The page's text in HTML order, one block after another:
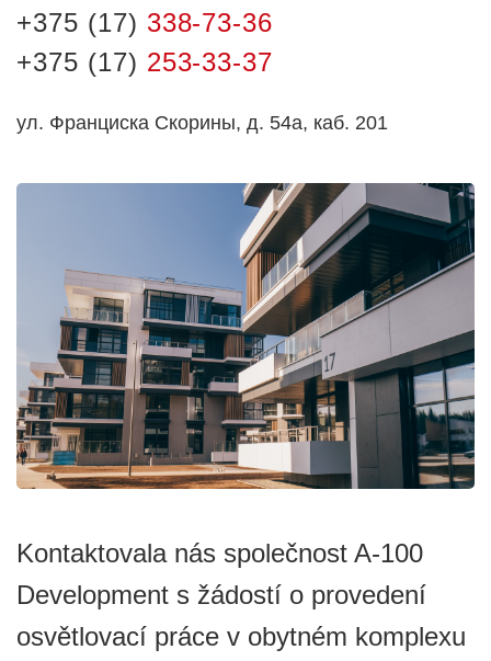
Kontaktovala nás společnost A-100
Development s žádostí o provedení
osvětlovací práce v obytném komplexu
+375 (17) 338-73-36
+375 (17) 253-33-37
ул. Франциска Скорины, д. 54а, каб. 201